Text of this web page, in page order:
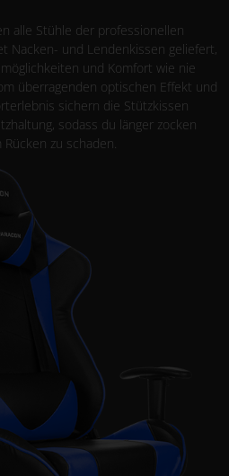
alle Stühle der professionellen
Nacken- und Lendenkissen geliefert,
und Komfort wie nie
überragenden optischen Effekt und
sichern die Stützkissen
sodass du länger zocken
zu schaden.